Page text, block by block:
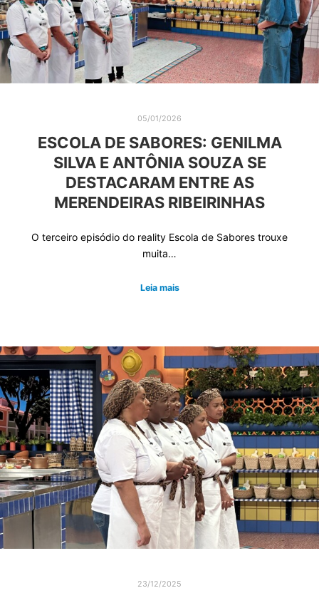
05/01/2026
ESCOLA DE SABORES: GENILMA
SILVA E ANTÔNIA SOUZA SE
DESTACARAM ENTRE AS
MERENDEIRAS RIBEIRINHAS
O terceiro episódio do reality Escola de Sabores trouxe
muita…
Leia mais
23/12/2025